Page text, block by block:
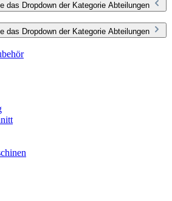
das Dropdown der Kategorie Abteilungen
das Dropdown der Kategorie Abteilungen